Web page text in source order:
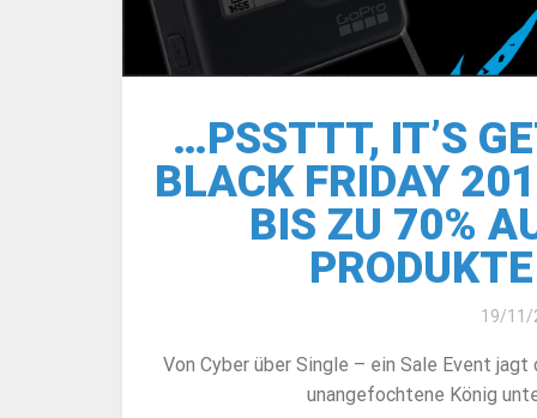
…PSSTTT, IT’S
BLACK FRIDAY
BIS ZU 70%
19/11/
Von Cyber über Single – ein Sale Event
unangefochtene König